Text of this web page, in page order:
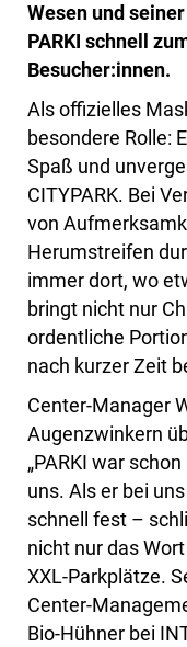
Wesen und
PARKI schnell
Besucher:innen.
Als offizielles
besondere Rolle:
Spaß und
CITYPARK. Bei
von
Herumstreifen
immer dort, wo
bringt nicht nur
ordentliche
nach kurzer Zeit
Center-Manager
Augenzwinkern
„PARKI war
uns. Als er bei
schnell fest –
nicht nur das Wort
XXL-Parkplätze.
Center-
Bio-Hühner bei